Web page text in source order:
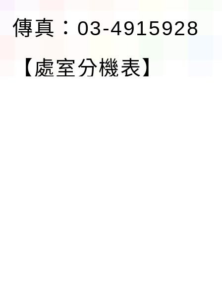
傳真：03-4915928
【處室分機表】